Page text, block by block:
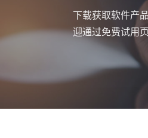
下载获取软件产
迎通过免费试用